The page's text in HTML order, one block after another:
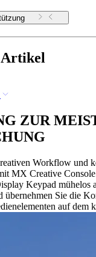
Artikel
ZUR
Workflow und
MX Creative
Keypad mühelos
übernehmen Sie die
auf dem